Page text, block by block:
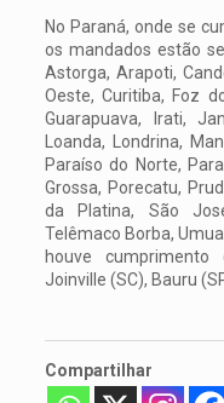
No Paraná, onde se
os mandados estão
Astorga, Arapoti,
Oeste, Curitiba, Foz
Guarapuava, Irati,
Loanda, Londrina,
Paraíso do Norte,
Grossa, Porecatu,
da Platina, São
Telêmaco Borba,
houve
Joinville (SC), Bauru
Compartilhar